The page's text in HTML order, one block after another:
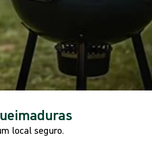
local seguro.